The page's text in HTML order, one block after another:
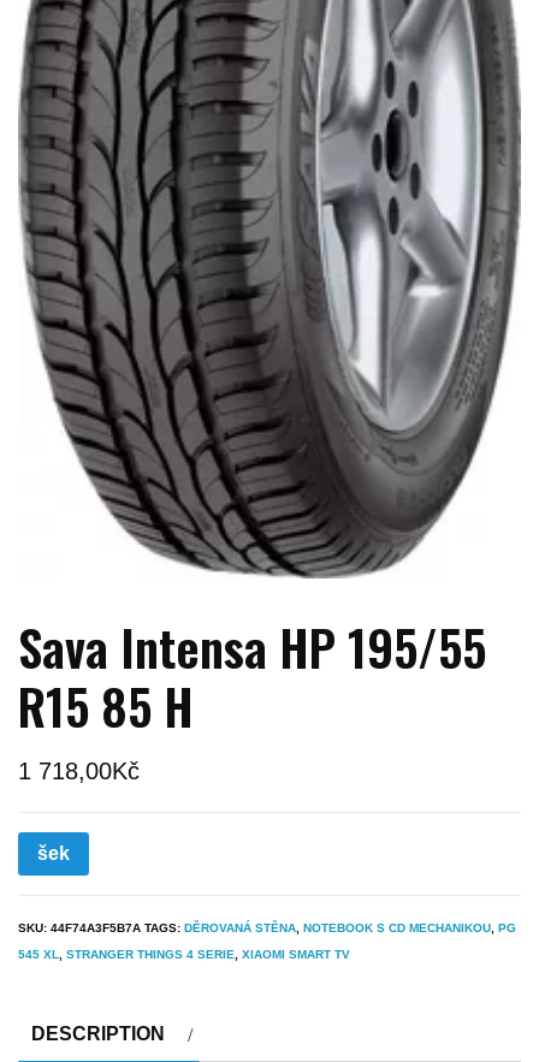
Sava Intensa HP 195/55
R15 85 H
1 718,00Kč
šek
SKU: 44F74A3F5B7A TAGS: DĚROVANÁ STĚNA NOTEBOOK S CD MECHANIKOU PG
545 XL
STRANGER THINGS 4 SERIE XIAOMI SMART TV
DESCRIPTION